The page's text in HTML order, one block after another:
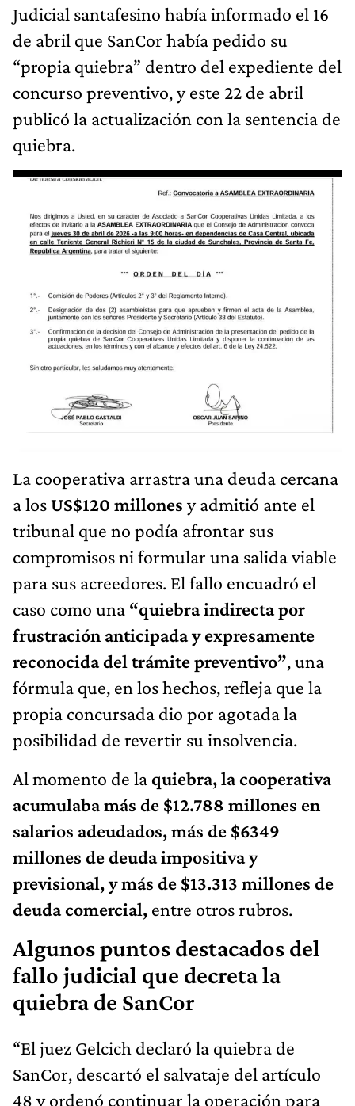
Judicial santafesino había informado el 16
de abril que SanCor había pedido su
“propia quiebra” dentro del expediente del
concurso preventivo, y este 22 de abril
publicó la actualización con la sentencia de
quiebra.
La cooperativa arrastra una deuda cercana
a losUS$120 millones y admitió ante el
tribunal que no podía afrontar sus
compromisos ni formular una salida viable
para sus acreedores. El fallo encuadró el
caso como una “quiebra indirecta por
frustración anticipada y expresamente
reconocida del trámite preventivo”, una
fórmula que, en los hechos, refleja que la
propia concursada dio por agotada la
posibilidad de revertir su insolvencia.
Al momento de la quiebra, la cooperativa
acumulaba más de $12.788 millones en
salarios adeudados, más de $6349
millones de deuda impositiva y
previsional, y más de $13.313 millones de
deuda comercial, entre otros rubros.
Algunos puntos destacados del
fallo judicial que decreta la
quiebra de SanCor
“El juez Gelcich declaró la quiebra de
SanCor, descartó el salvataje del artículo
48 y ordenó continuar la operación para